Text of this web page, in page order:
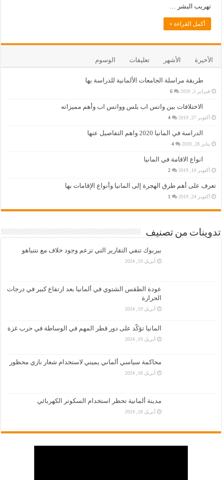
تهريب البشر …
أكمل القراءة »
الأخيرة الأشهر تعليقات الوسوم
طريقة مراسلة الجامعات الألمانية للدراسة بها
فبراير 5, 2020 6
الاختلافات بين واتس اب بلس وواتس اب وأهم مميزاته
أكتوبر 27, 2019 4
الدراسة في المانيا 2020 واهم التفاصيل عنها
يناير 28, 2020 4
انواع الاقامة في المانيا
أكتوبر 10, 2019 2
تعرف على أهم طرق الهجرة إلى المانيا وأنواع الإقامات بها
أكتوبر 24, 2019 1
تدوينات من تصنيف
بيربوك تنفي التقارير التي تزعم وجود خلاف مع نتنياهو
أبريل 19, 2024
عودة الطقس الشتوي في ألمانيا بعد ارتفاع كبير في درجات
الحرارة
أبريل 19, 2024
المانيا تؤكّد على دور قطر المهم في الوساطة في حرب غزة
أبريل 19, 2024
محاكمة سياسي ألماني يميني لاستخدام شعار نازي محظور
أبريل 18, 2024
مدينة ألمانية تحظر استخدام السكوتر الكهربائي
أبريل 18, 2024